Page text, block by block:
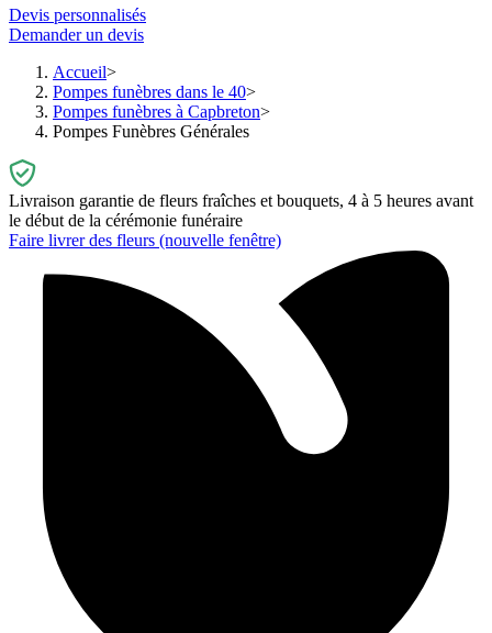
Devis personnalisés
Demander un devis
Accueil
Pompes funèbres dans le 40
Pompes funèbres à Capbreton
Pompes Funèbres Générales
Livraison garantie de fleurs fraîches et bouquets, 4 à 5 heures avant
le début de la cérémonie funéraire
Faire livrer des fleurs (nouvelle fenêtre)